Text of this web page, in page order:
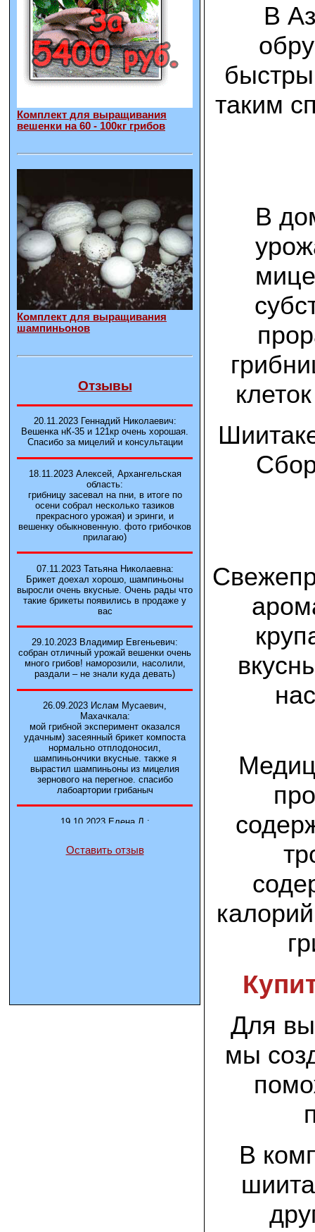
Комплект для выращивания
вешенки на 60 - 100кг грибов
Комплект для выращивания
шампиньонов
Отзывы
20.11.2023 Геннадий Николаевич:
Вешенка нК-35 и 121кp очень хорошая.
Спасибо за мицелий и консультации
18.11.2023 Алексей, Архангельская
область:
грибницу засевал на пни, в итоге по
осени собрал несколько тазиков
прекрасного урожая) и эринги, и
вешенку обыкновенную. фото грибочков
прилагаю)
07.11.2023 Татьяна Николаевна:
Брикет доехал хорошо, шампиньоны
выросли очень вкусные. Очень рады что
такие брикеты появились в продаже у
вас
29.10.2023 Владимир Евгеньевич:
собран отличный урожай вешенки очень
много грибов! наморозили, насолили,
раздали – не знали куда девать)
26.09.2023 Ислам Мусаевич,
Махачкала:
мой грибной эксперимент оказался
удачным) засеянный брикет компоста
нормально отплодоносил,
шампиньончики вкусные. также я
вырастил шампиньоны из мицелия
зернового на перегное. спасибо
лабоартории грибаныч
19.10.2023 Елена Л.:
2-3 волны
Оставить отзыв
В
таким
В
Для
мы
В